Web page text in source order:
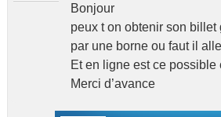
Bonjour
peux t on obtenir son billet
par une borne ou faut il
Et en ligne est ce possible
Merci d’avance